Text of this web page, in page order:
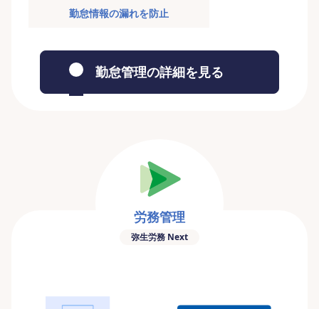
勤怠情報の漏れを防止
勤怠管理の詳細を見る
労務管理
弥生労務 Next